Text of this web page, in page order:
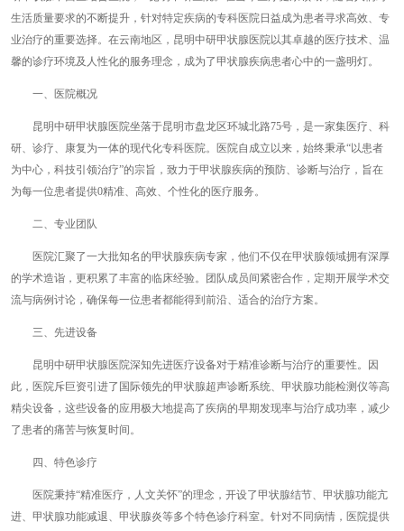
生活质量要求的不断提升，针对特定疾病的专科医院日益成为患者寻求高效、专
业治疗的重要选择。在云南地区，昆明中研甲状腺医院以其卓越的医疗技术、温
馨的诊疗环境及人性化的服务理念，成为了甲状腺疾病患者心中的一盏明灯。
一、医院概况
昆明中研甲状腺医院坐落于昆明市盘龙区环城北路75号，是一家集医疗、科
研、诊疗、康复为一体的现代化专科医院。医院自成立以来，始终秉承“以患者
为中心，科技引领治疗”的宗旨，致力于甲状腺疾病的预防、诊断与治疗，旨在
为每一位患者提供0精准、高效、个性化的医疗服务。
二、专业团队
医院汇聚了一大批知名的甲状腺疾病专家，他们不仅在甲状腺领域拥有深厚
的学术造诣，更积累了丰富的临床经验。团队成员间紧密合作，定期开展学术交
流与病例讨论，确保每一位患者都能得到前沿、适合的治疗方案。
三、先进设备
昆明中研甲状腺医院深知先进医疗设备对于精准诊断与治疗的重要性。因
此，医院斥巨资引进了国际领先的甲状腺超声诊断系统、甲状腺功能检测仪等高
精尖设备，这些设备的应用极大地提高了疾病的早期发现率与治疗成功率，减少
了患者的痛苦与恢复时间。
四、特色诊疗
医院秉持“精准医疗，人文关怀”的理念，开设了甲状腺结节、甲状腺功能亢
进、甲状腺功能减退、甲状腺炎等多个特色诊疗科室。针对不同病情，医院提供